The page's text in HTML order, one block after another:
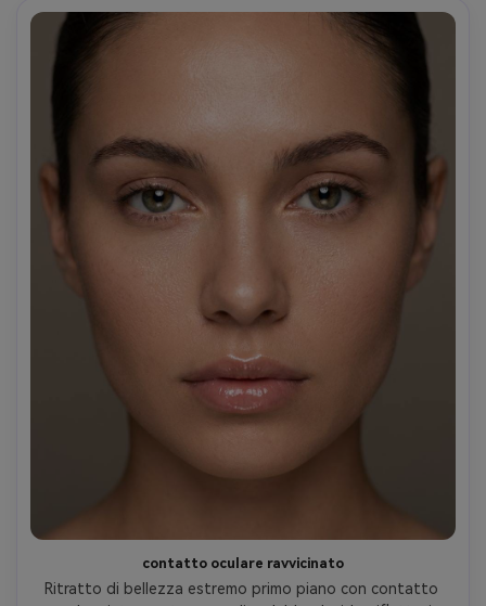
contatto oculare ravvicinato
Ritratto di bellezza estremo primo piano con contatto